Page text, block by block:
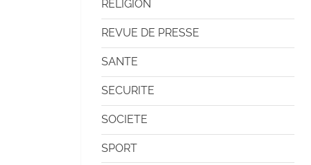
RELIGION
REVUE DE PRESSE
SANTE
SECURITE
SOCIETE
SPORT